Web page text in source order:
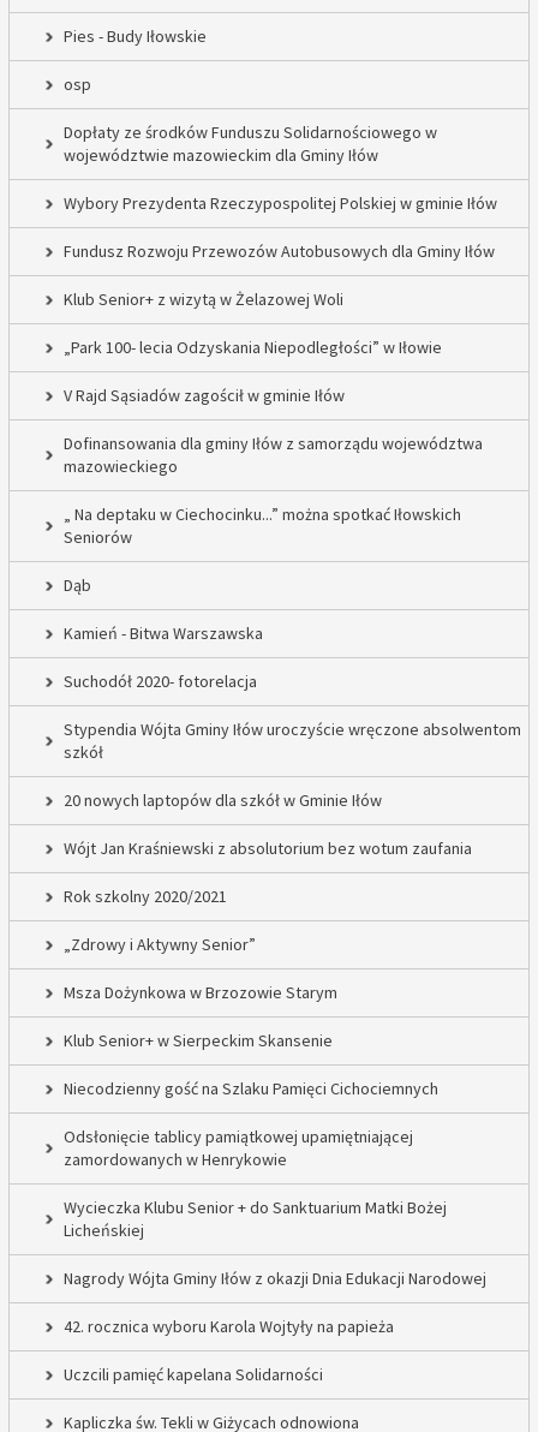
Pies - Budy Iłowskie
osp
Dopłaty ze środków Funduszu Solidarnościowego w
województwie mazowieckim dla Gminy Iłów
Wybory Prezydenta Rzeczypospolitej Polskiej w gminie Iłów
Fundusz Rozwoju Przewozów Autobusowych dla Gminy Iłów
Klub Senior+ z wizytą w Żelazowej Woli
„Park 100- lecia Odzyskania Niepodległości” w Iłowie
V Rajd Sąsiadów zagościł w gminie Iłów
Dofinansowania dla gminy Iłów z samorządu województwa
mazowieckiego
„ Na deptaku w Ciechocinku...” można spotkać Iłowskich
Seniorów
Dąb
Kamień - Bitwa Warszawska
Suchodół 2020- fotorelacja
Stypendia Wójta Gminy Iłów uroczyście wręczone absolwentom
szkół
20 nowych laptopów dla szkół w Gminie Iłów
Wójt Jan Kraśniewski z absolutorium bez wotum zaufania
Rok szkolny 2020/2021
„Zdrowy i Aktywny Senior”
Msza Dożynkowa w Brzozowie Starym
Klub Senior+ w Sierpeckim Skansenie
Niecodzienny gość na Szlaku Pamięci Cichociemnych
Odsłonięcie tablicy pamiątkowej upamiętniającej
zamordowanych w Henrykowie
Wycieczka Klubu Senior + do Sanktuarium Matki Bożej
Licheńskiej
Nagrody Wójta Gminy Iłów z okazji Dnia Edukacji Narodowej
42. rocznica wyboru Karola Wojtyły na papieża
Uczcili pamięć kapelana Solidarności
Kapliczka św. Tekli w Giżycach odnowiona